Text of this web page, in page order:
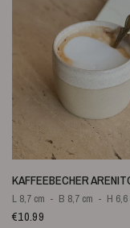
SCHNELLANSICHT
KAFFEEBECHER
L 8,7 cm B 8,7 cm H 6,6
€10.99